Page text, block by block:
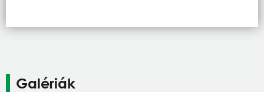
Galériák